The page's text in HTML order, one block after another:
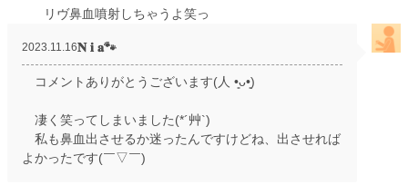
リヴ鼻血噴射しちゃうよ笑っ
2023.11.16𝐍 𝐢 𝐚🐾
コメントありがとうございます(人 •͈ᴗ•͈)
凄く笑ってしまいました(*´艸`)
私も鼻血出させるか迷ったんですけどね、出させれば
よかったです(￣▽￣)